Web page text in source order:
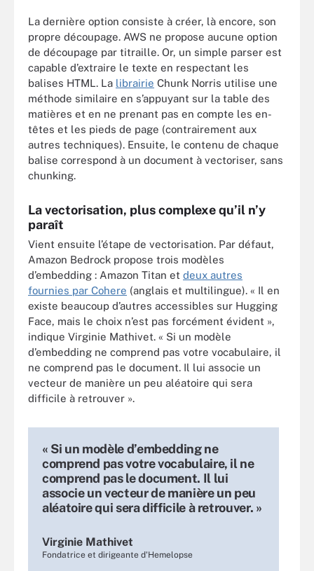
La dernière option consiste à créer, là encore, son
propre découpage. AWS ne propose aucune option
de découpage par titraille. Or, un simple parser est
capable d’extraire le texte en respectant les
balises HTML. La librairie Chunk Norris utilise une
méthode similaire en s’appuyant sur la table des
matières et en ne prenant pas en compte les en-
têtes et les pieds de page (contrairement aux
autres techniques). Ensuite, le contenu de chaque
balise correspond à un document à vectoriser, sans
chunking.
La vectorisation, plus complexe qu’il n’y
paraît
Vient ensuite l’étape de vectorisation. Par défaut,
Amazon Bedrock propose trois modèles
d’embedding : Amazon Titan et deux autres
fournies par Cohere (anglais et multilingue). « Il en
existe beaucoup d’autres accessibles sur Hugging
Face, mais le choix n’est pas forcément évident »,
indique Virginie Mathivet. « Si un modèle
d’embedding ne comprend pas votre vocabulaire, il
ne comprend pas le document. Il lui associe un
vecteur de manière un peu aléatoire qui sera
difficile à retrouver ».
« Si un modèle d’embedding ne
comprend pas votre vocabulaire, il ne
comprend pas le document. Il lui
associe un vecteur de manière un peu
aléatoire qui sera difficile à retrouver. »
Virginie Mathivet
Fondatrice et dirigeante d'Hemelopse